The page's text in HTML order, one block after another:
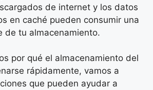
de internet y los datos
en caché pueden consumir una
de tu almacenamiento.
por qué el almacenamiento del
rápidamente, vamos a
que pueden ayudar a